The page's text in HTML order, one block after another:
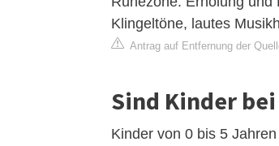
Klingeltöne, lautes
Antrag auf Entfernung der
Sind Kinder
Kinder von 0 bis 5